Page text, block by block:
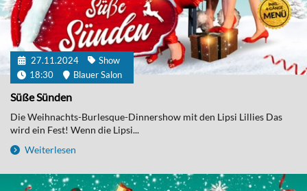
27.11.2024
Show
18:30
Blauer Salon
Süße Sünden
Die Weihnachts-Burlesque-Dinnershow mit den Lipsi Lillies Das
wird ein Fest! Wenn die Lipsi...
Weiterlesen